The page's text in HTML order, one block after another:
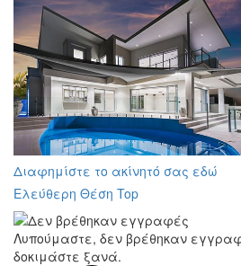
Διαφημίστε το ακίνητό σας εδώ
Ελεύθερη Θέση Top
Λυπούμαστε, δεν βρέθηκαν
δοκιμάστε ξανά.